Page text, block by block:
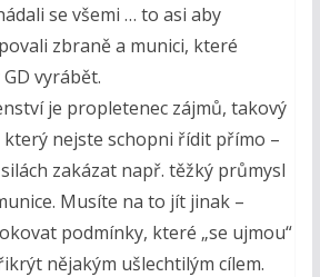
se všemi … to asi aby
zbraně a munici, které
vyrábět.
je propletenec zájmů, takový
nejste schopni řídit přímo –
zakázat např. těžký průmysl
Musíte na to jít jinak –
podmínky, které „se ujmou“
nějakým ušlechtilým cílem.